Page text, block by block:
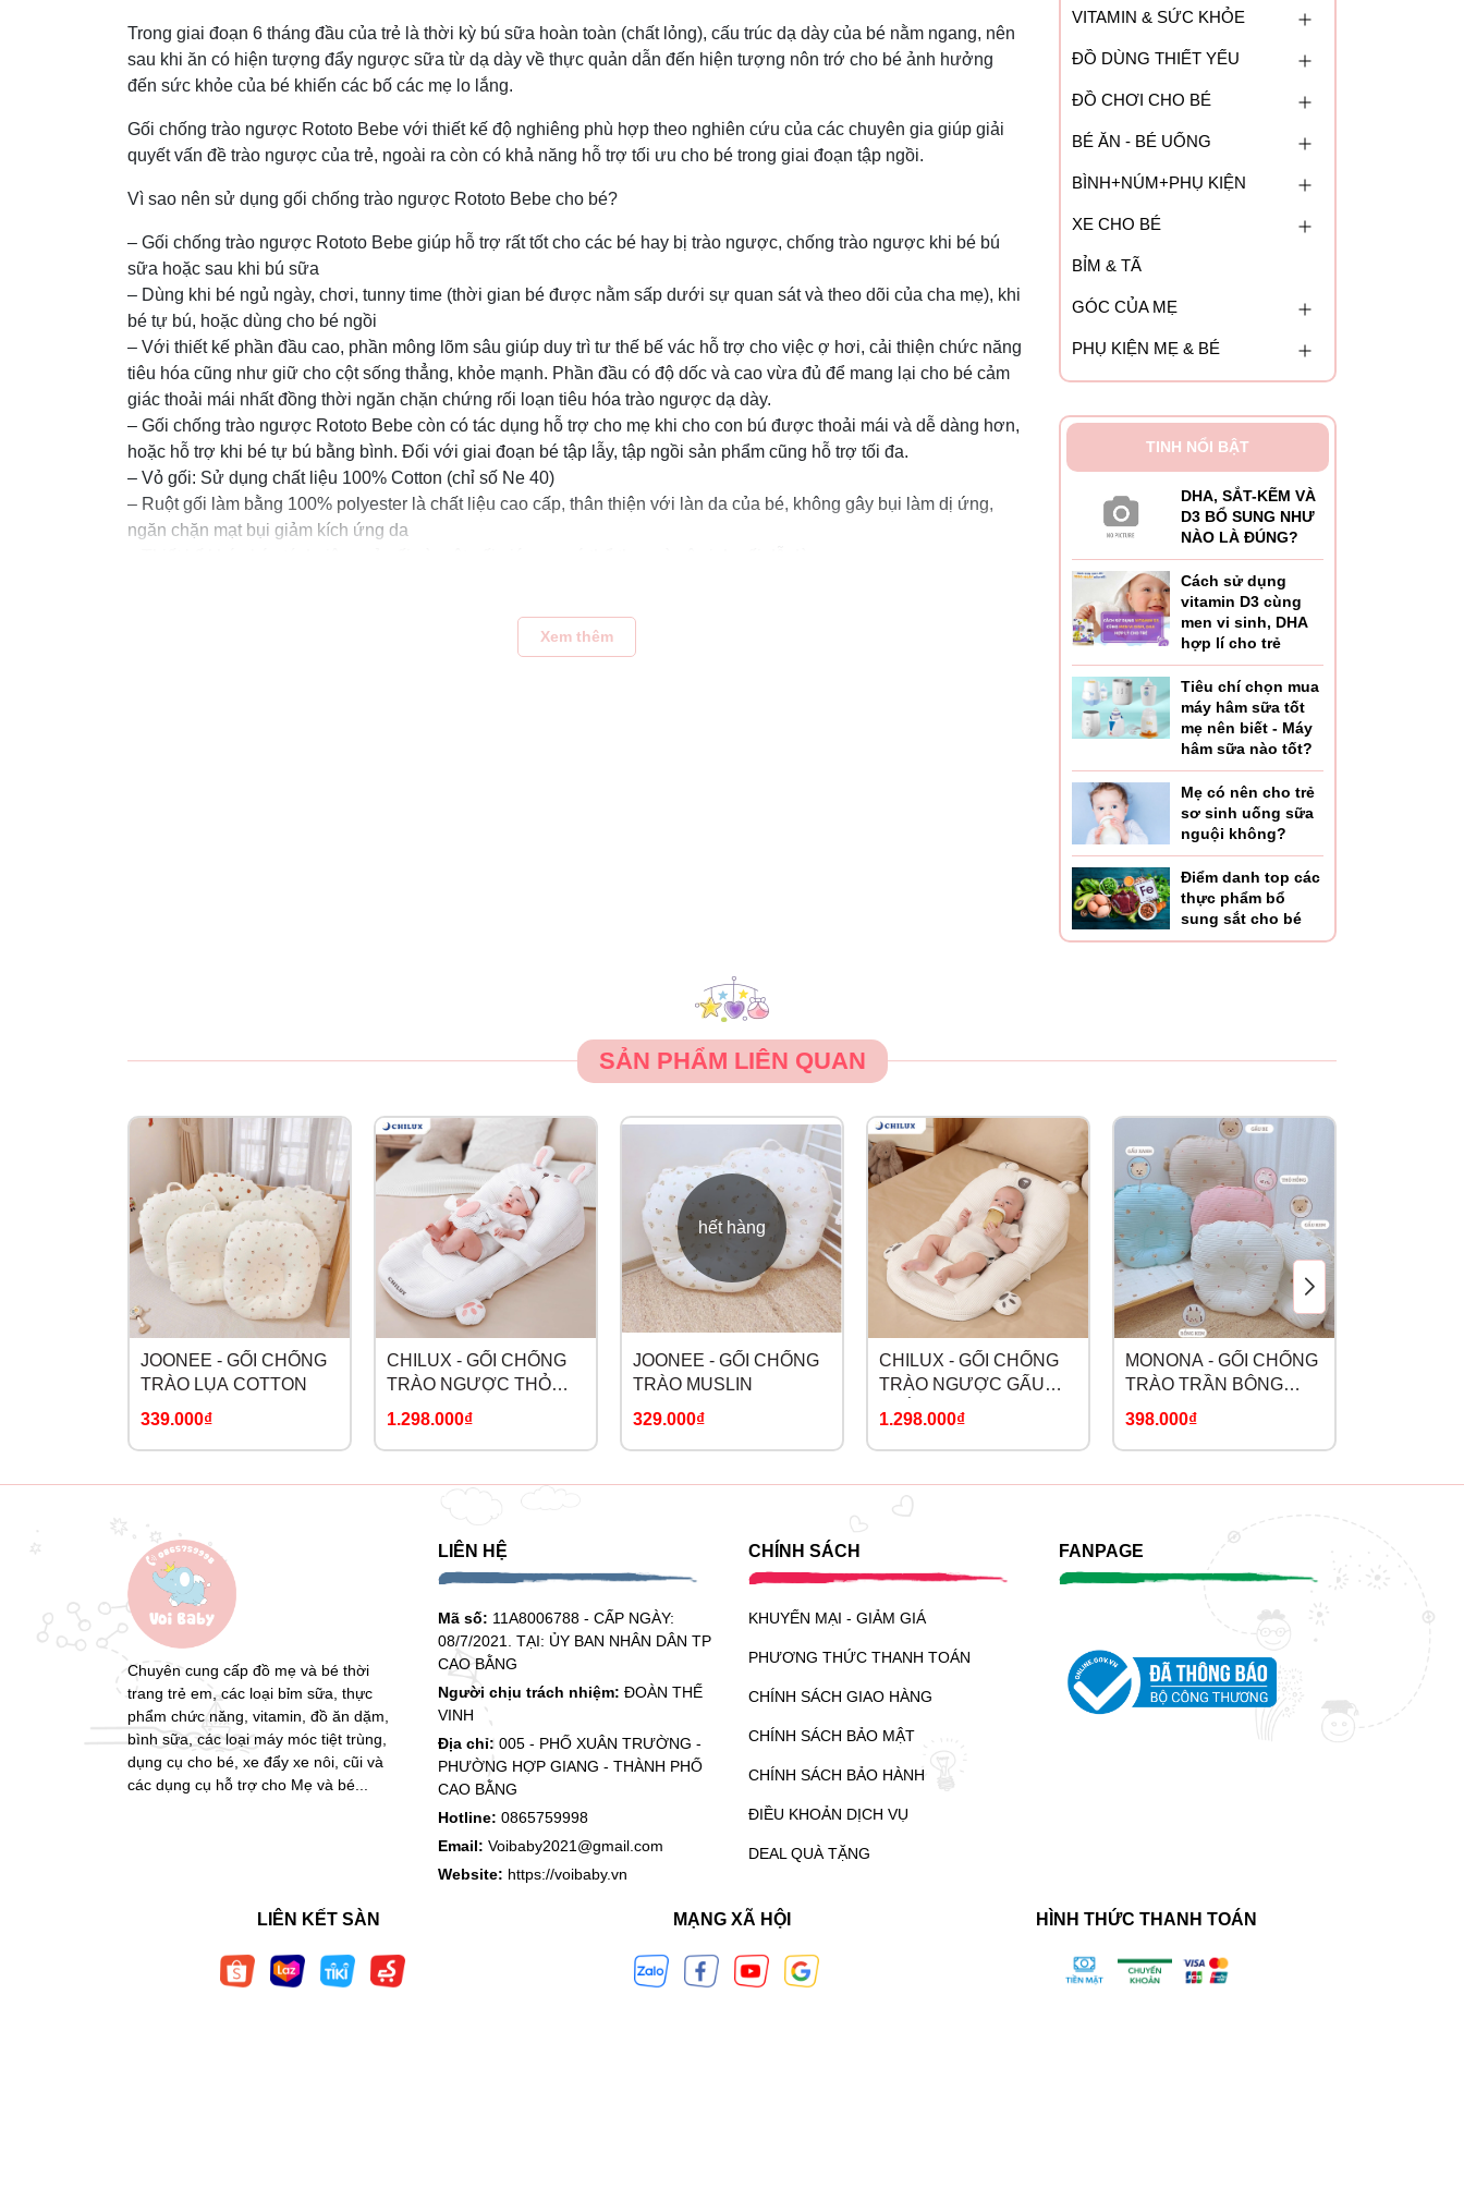
Trong giai đoạn 6 tháng đầu của trẻ là thời kỳ bú sữa hoàn toàn (chất lỏng), cấu trúc dạ dày của bé nằm ngang, nên
sau khi ăn có hiện tượng đẩy ngược sữa từ dạ dày về thực quản dẫn đến hiện tượng nôn trớ cho bé ảnh hưởng
đến sức khỏe của bé khiến các bố các mẹ lo lắng.
Gối chống trào ngược Rototo Bebe với thiết kế độ nghiêng phù hợp theo nghiên cứu của các chuyên gia giúp giải
quyết vấn đề trào ngược của trẻ, ngoài ra còn có khả năng hỗ trợ tối ưu cho bé trong giai đoạn tập ngồi.
Vì sao nên sử dụng gối chống trào ngược Rototo Bebe cho bé?
– Gối chống trào ngược Rototo Bebe giúp hỗ trợ rất tốt cho các bé hay bị trào ngược, chống trào ngược khi bé bú
sữa hoặc sau khi bú sữa
– Dùng khi bé ngủ ngày, chơi, tunny time (thời gian bé được nằm sấp dưới sự quan sát và theo dõi của cha mẹ), khi
bé tự bú, hoặc dùng cho bé ngồi
– Với thiết kế phần đầu cao, phần mông lõm sâu giúp duy trì tư thế bế vác hỗ trợ cho việc ợ hơi, cải thiện chức năng
tiêu hóa cũng như giữ cho cột sống thẳng, khỏe mạnh. Phần đầu có độ dốc và cao vừa đủ để mang lại cho bé cảm
giác thoải mái nhất đồng thời ngăn chặn chứng rối loạn tiêu hóa trào ngược dạ dày.
– Gối chống trào ngược Rototo Bebe còn có tác dụng hỗ trợ cho mẹ khi cho con bú được thoải mái và dễ dàng hơn,
hoặc hỗ trợ khi bé tự bú bằng bình. Đối với giai đoạn bé tập lẫy, tập ngồi sản phẩm cũng hỗ trợ tối đa.
– Vỏ gối: Sử dụng chất liệu 100% Cotton (chỉ số Ne 40)
– Ruột gối làm bằng 100% polyester là chất liệu cao cấp, thân thiện với làn da của bé, không gây bụi làm dị ứng,
ngăn chặn mạt bụi giảm kích ứng da
– Gối chống trào ngược Rototo Bebe sử dụng được cho bé từ độ tuổi sơ sinh
Xem thêm
VITAMIN & SỨC KHỎE
ĐỒ DÙNG THIẾT YẾU
ĐỒ CHƠI CHO BÉ
BÉ ĂN - BÉ UỐNG
BÌNH+NÚM+PHỤ KIỆN
XE CHO BÉ
BỈM & TÃ
GÓC CỦA MẸ
PHỤ KIỆN MẸ & BÉ
TINH NỔI BẬT
DHA, SẮT-KẼM VÀ
D3 BỔ SUNG NHƯ
NÀO LÀ ĐÚNG?
Cách sử dụng
vitamin D3 cùng
men vi sinh, DHA
hợp lí cho trẻ
Tiêu chí chọn mua
máy hâm sữa tốt
mẹ nên biết - Máy
hâm sữa nào tốt?
Mẹ có nên cho trẻ
sơ sinh uống sữa
nguội không?
Điểm danh top các
thực phẩm bổ
sung sắt cho bé
SẢN PHẨM LIÊN QUAN
JOONEE - GỐI CHỐNG
TRÀO LỤA COTTON
339.000₫
CHILUX - GỐI CHỐNG
TRÀO NGƯỢC THỎ
HỒNG
1.298.000₫
hết hàng
JOONEE - GỐI CHỐNG
TRÀO MUSLIN
329.000₫
CHILUX - GỐI CHỐNG
TRÀO NGƯỢC GẤU
TRẮNG
1.298.000₫
MONONA - GỐI CHỐNG
TRÀO TRẦN BÔNG
THÊU
398.000₫
Chuyên cung cấp đồ mẹ và bé thời
trang trẻ em, các loại bỉm sữa, thực
phẩm chức năng, vitamin, đồ ăn dặm,
bình sữa, các loại máy móc tiệt trùng,
dụng cụ cho bé, xe đẩy xe nôi, cũi và
các dụng cụ hỗ trợ cho Mẹ và bé...
LIÊN HỆ
Mã số: 11A8006788 - CẤP NGÀY:
08/7/2021. TẠI: ỦY BAN NHÂN DÂN TP
CAO BẰNG
Người chịu trách nhiệm: ĐOÀN THẾ
VINH
Địa chỉ: 005 - PHỐ XUÂN TRƯỜNG -
PHƯỜNG HỢP GIANG - THÀNH PHỐ
CAO BẰNG
Hotline: 0865759998
Email: Voibaby2021@gmail.com
Website: https://voibaby.vn
CHÍNH SÁCH
KHUYẾN MẠI - GIẢM GIÁ
PHƯƠNG THỨC THANH TOÁN
CHÍNH SÁCH GIAO HÀNG
CHÍNH SÁCH BẢO MẬT
CHÍNH SÁCH BẢO HÀNH
ĐIỀU KHOẢN DỊCH VỤ
DEAL QUÀ TẶNG
FANPAGE
LIÊN KẾT SÀN MẠNG XÃ HỘI HÌNH THỨC THANH TOÁN